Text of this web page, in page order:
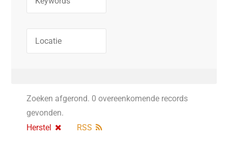
Zoeken afgerond. 0 overeenkomende records
gevonden.
Herstel
RSS